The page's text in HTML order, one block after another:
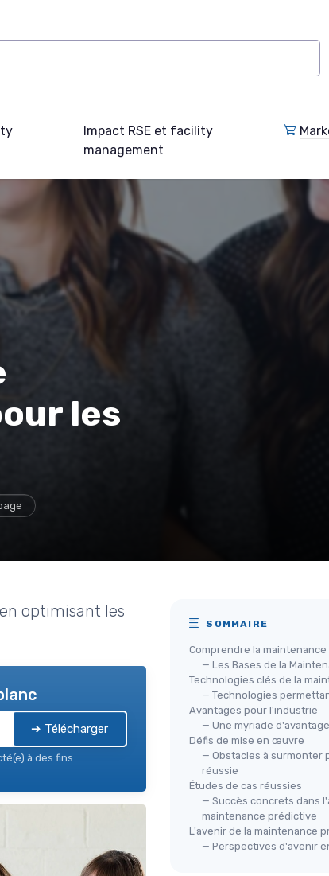
Impact RSE et facility
management
les
optimisant les
➔ Télécharger
à des fins
SOMMAIRE
Comprendre la
— Les Bases de la
Technologies clés de la
— Technologies
Avantages pour l'industrie
— Une myriade
Défis de mise en œuvre
— Obstacles à surmonter
réussie
Études de cas réussies
— Succès concrets dans
maintenance prédictive
L'avenir de la maintenance
— Perspectives d'avenir